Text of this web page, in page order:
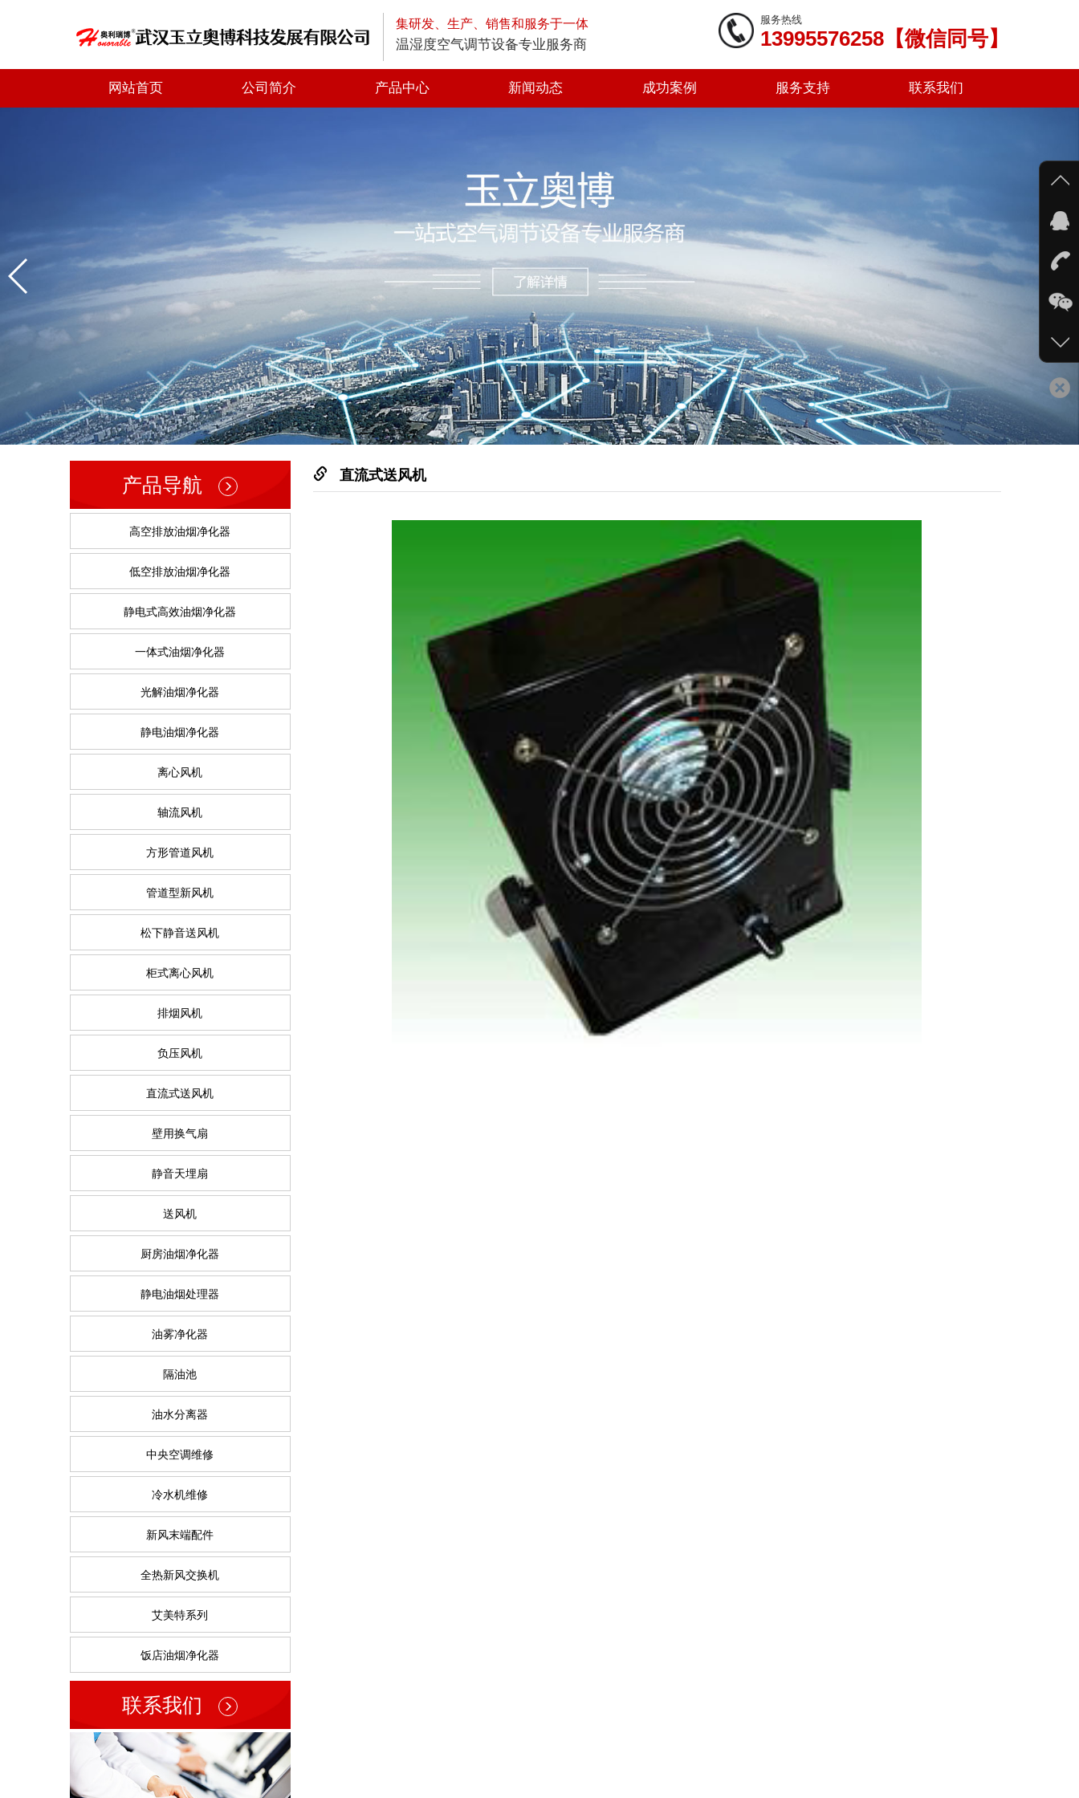
集研发、生产、销售和服务于一体
温湿度空气调节设备专业服务商
服务热线
13995576258【微信同号】
网站首页 公司简介 产品中心
一体式油烟净化器
光解油烟净化器
静电油烟净化器
轴流风机
方形管道风机
管道型新风机
松下静音送风机
柜式离心风机
排烟风机
厨房油烟净化器
静电油烟处理器
新闻动态 成功案例 服务支持 联系我们
产品导航
高空排放油烟净化器
低空排放油烟净化器
静电式高效油烟净化器
一体式油烟净化器
光解油烟净化器
静电油烟净化器
离心风机
轴流风机
方形管道风机
管道型新风机
松下静音送风机
柜式离心风机
排烟风机
负压风机
直流式送风机
壁用换气扇
静音天埋扇
送风机
厨房油烟净化器
静电油烟处理器
油雾净化器
隔油池
油水分离器
中央空调维修
冷水机维修
新风末端配件
全热新风交换机
艾美特系列
饭店油烟净化器
联系我们
直流式送风机